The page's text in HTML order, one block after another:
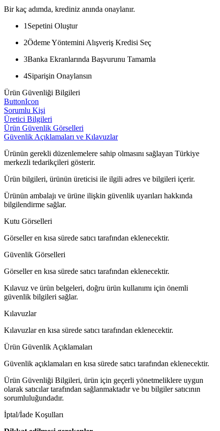
Bir kaç adımda, krediniz anında onaylanır.
1 Sepetini Oluştur
2Ödeme Yöntemini Alışveriş Kredisi Seç
3Banka Ekranlarında Başvurunu Tamamla
4Siparişin Onaylansın
Ürün Güvenliği Bilgileri
ButtonIcon
Sorumlu Kişi
Üretici Bilgileri
Ürün Güvenlik Görselleri
Güvenlik Açıklamaları ve Kılavuzlar
Ürünün gerekli düzenlemelere sahip olmasını sağlayan Türkiye
merkezli tedarikçileri gösterir.
Ürün bilgileri, ürünün üreticisi ile ilgili adres ve bilgileri içerir.
Ürünün ambalajı ve ürüne ilişkin güvenlik uyarıları hakkında
bilgilendirme sağlar.
Kutu Görselleri
Görseller en kısa sürede satıcı tarafından eklenecektir.
Güvenlik Görselleri
Görseller en kısa sürede satıcı tarafından eklenecektir.
Kılavuz ve ürün belgeleri, doğru ürün kullanımı için önemli
güvenlik bilgileri sağlar.
Kılavuzlar
Kılavuzlar en kısa sürede satıcı tarafından eklenecektir.
Ürün Güvenlik Açıklamaları
Güvenlik açıklamaları en kısa sürede satıcı tarafından eklenecektir.
Ürün Güvenliği Bilgileri, ürün için geçerli yönetmeliklere uygun
olarak satıcılar tarafından sağlanmaktadır ve bu bilgiler satıcının
sorumluluğundadır.
İptal/İade Koşulları